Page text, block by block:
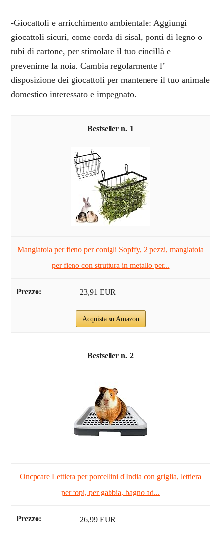
-Giocattoli e arricchimento ambientale: Aggiungi
giocattoli sicuri, come corda di sisal, ponti di legno o
tubi di cartone, per stimolare il tuo cincillà e
prevenirne la noia. Cambia regolarmente l’
disposizione dei giocattoli per mantenere il tuo animale
domestico interessato e impegnato.
1
Mangiatoia per fieno per conigli Sopffy, 2 pezzi, mangiatoia
per fieno con struttura in metallo per...
23,91 EUR
Acquista su Amazon
2
Oncpcare Lettiera per porcellini d'India con griglia, lettiera
per topi, per gabbia, bagno ad...
26,99 EUR